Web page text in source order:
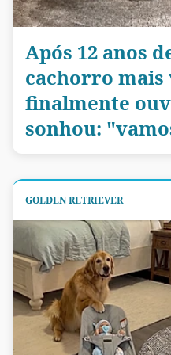
Após 12 anos
cachorro mais
finalmente
sonhou:
GOLDEN RETRIEVER